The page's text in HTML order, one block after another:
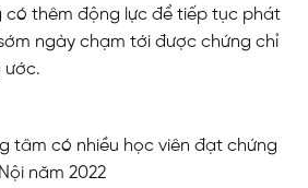
có thêm động lực để tiếp tục phát
ngày chạm tới được chứng chỉ
ước.
tâm có nhiều học viên đạt chứng
năm 2022